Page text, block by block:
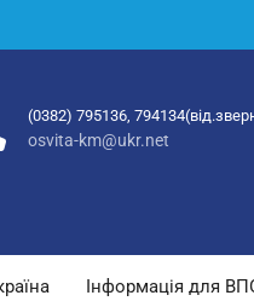
(0382) 795136,
osvita-km@ukr.net
Інформація для